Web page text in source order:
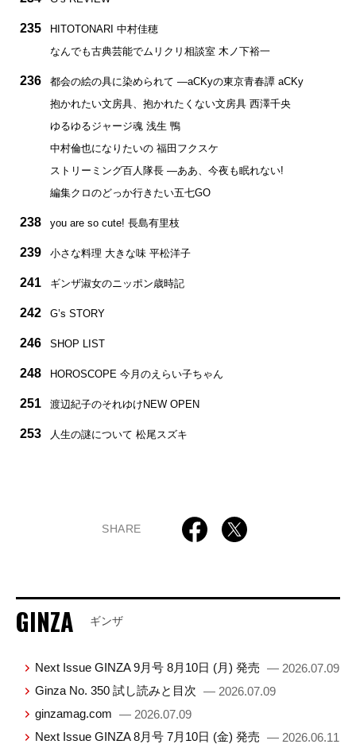
235
HITOTONARI 中村佳穂
なんでも古典芸能でムリクリ相談室 木ノ下裕一
236
都会の絵の具に染められて ―aCKyの東京青春譚 aCKy
抱かれたい文房具、抱かれたくない文房具 西澤千央
ゆるゆるジャージ魂 浅生 鴨
中村倫也になりたいの 福田フクスケ
ストリーミング百人隊長 ―ああ、今夜も眠れない!
編集クロのどっか行きたい五七GO
238 you are so cute! 長島有里枝
239 小さな料理 大きな味 平松洋子
241 ギンザ淑女のニッポン歳時記
242 G’s STORY
246 SHOP LIST
248 HOROSCOPE 今月のえらい子ちゃん
251 渡辺紀子のそれゆけNEW OPEN
253 人生の謎について 松尾スズキ
SHARE
GINZA ギンザ
Next Issue GINZA 9月号 8月10日 (月) 発売 — 2026.07.09
Ginza No. 350 試し読みと目次 — 2026.07.09
ginzamag.com — 2026.07.09
Next Issue GINZA 8月号 7月10日 (金) 発売 — 2026.06.11